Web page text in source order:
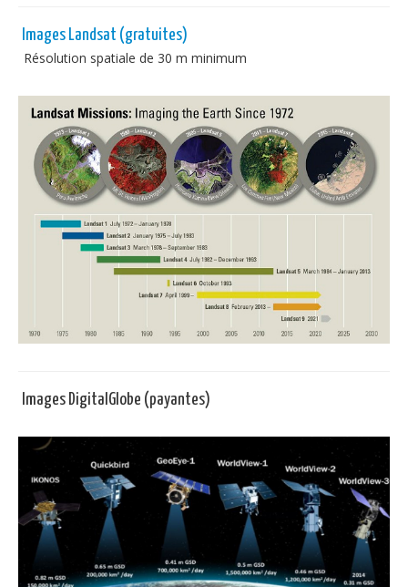
Images Landsat (gratuites)
Résolution spatiale de 30 m minimum
Images DigitalGlobe (payantes)